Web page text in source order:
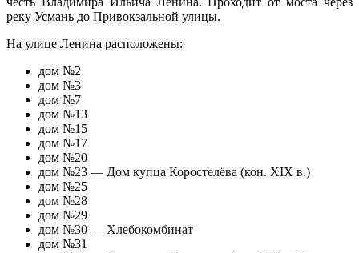
реку Усмань до Привокзальной улицы.
На улице Ленина расположены:
дом №2
дом №3
дом №7
дом №13
дом №15
дом №17
дом №20
дом №23 — Дом купца Коростелёва (кон. XIX в.)
дом №25
дом №28
дом №29
дом №30 — Хлебокомбинат
дом №31